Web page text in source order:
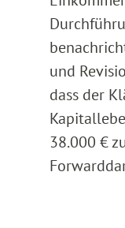
und
dass der
38.000 €